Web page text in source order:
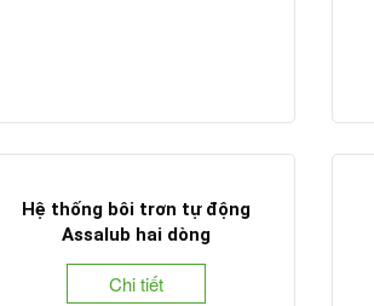
Hệ thống bôi trơn tự động
Assalub hai dòng
Chi tiết